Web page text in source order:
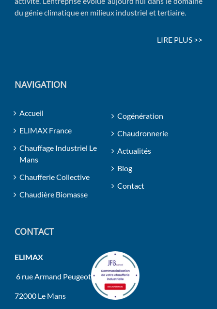
du génie climatique en milieux industriel et tertiaire.
LIRE PLUS >>
NAVIGATION
Accueil
ELIMAX France
Chauffage Industriel Le
Mans
Chaufferie Collective
Chaudière Biomasse
Cogénération
Chaudronnerie
Actualités
Blog
Contact
CONTACT
ELIMAX
6 rue Armand Peugeot
72000 Le Mans